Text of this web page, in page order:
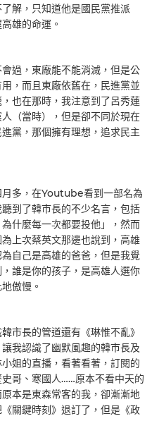
解，只知道他是國民黨推派
雄的命運。
過，東廠能不能消滅，但是公
，而且東廠依舊在，民進黨並
也在那時，我注意到了呂秀蓮
（當時），但是卻不同於現在
黨，那個擁有理想，追求民主
多，在Youtube看到一部名為
到了韓市長的不少名言，包括
什麼每一次都要投他」，然而
上次蔡英文那邊也說到，高雄
自己是高雄的爸爸，但是我覺
誰是你的孩子，是高雄人選你
傲慢。
市長的管道還有《琳惟不亂》
我認識了幽默風趣的韓市長及
姐的直播，看著看著，訂閱的
哥、寒國人……原本不看中天的
本是東森常客的我，卻漸漸地
關鍵時刻》退訂了，但是《政